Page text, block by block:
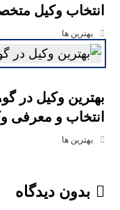
انتخاب وکیل
بهترین ها
بهترین وکیل در
انتخاب و معرفی
بهترین ها
بدون دیدگاه